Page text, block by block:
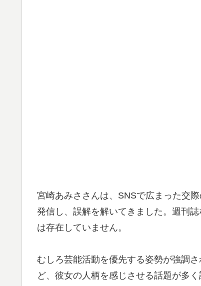
宮崎あみささんは、SNSで広まった交
発信し、誤解を解いてきました。週刊
は存在していません。
むしろ芸能活動を優先する姿勢が強調
ど、彼女の人柄を感じさせる話題が多